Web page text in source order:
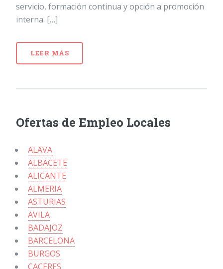
servicio, formación continua y opción a promoción
interna. […]
LEER MÁS
Ofertas de Empleo Locales
ALAVA
ALBACETE
ALICANTE
ALMERIA
ASTURIAS
AVILA
BADAJOZ
BARCELONA
BURGOS
CACERES